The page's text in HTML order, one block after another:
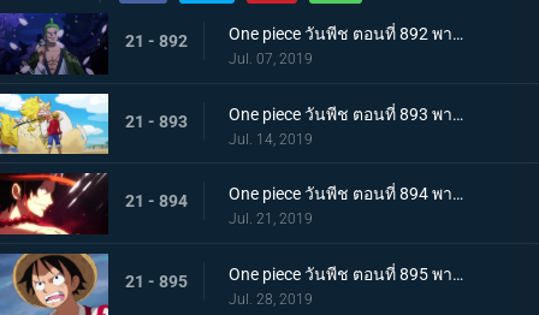
21 - 892 One piece วันพีช ตอนที่ 892 พากย์ไทย แคว้นวาโนะคุนิ! สู่แคว้นแห่งซามูไร
Jul. 07, 2019
21 - 893 One piece วันพีช ตอนที่ 893 พากย์ไทย โอทามะปรากฏตัว ลูฟี่ vs ทหารไคโด!
Jul. 14, 2019
21 - 894 One piece วันพีช ตอนที่ 894 พากย์ไทย จะต้องมาแน่ๆ ตำนานเอสที่แคว้นวาโนะ!
Jul. 21, 2019
21 - 895 One piece วันพีช ตอนที่ 895 พากย์ไทย ตอนพิเศษ! นักล่าค่าหัวสุดแกร่ง ซีดอล
Jul. 28, 2019